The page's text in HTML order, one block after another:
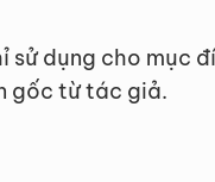
sử dụng cho mục
gốc từ tác giả.